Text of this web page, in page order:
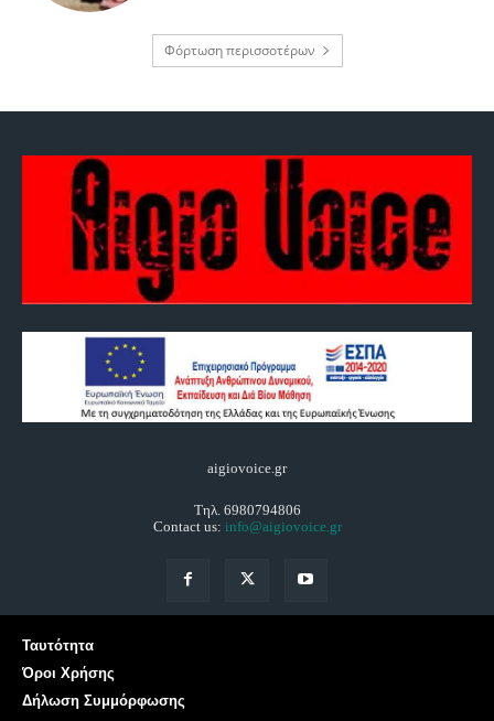
Φόρτωση περισσοτέρων
aigiovoice.gr
Τηλ. 6980794806
Contact us: info@aigiovoice.gr
Ταυτότητα
Όροι Χρήσης
Δήλωση Συμμόρφωσης